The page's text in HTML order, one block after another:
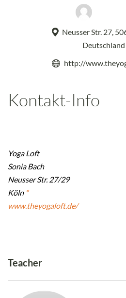
Neusser Str. 27,
Deutschland
http://
Kontakt-Info
Yoga Loft
Sonia Bach
Neusser Str. 27/29
Köln *
www.theyogaloft.de/
Teacher